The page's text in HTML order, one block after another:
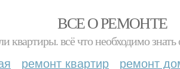
ВСЕ О РЕМОНТЕ
квартиры. всё что необходимо
ремонт квартир ремонт